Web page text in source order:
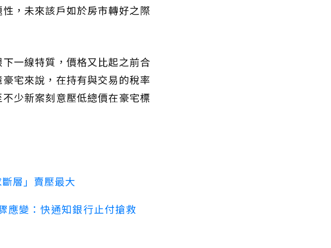
，未來該戶如於房市轉好之際
一線特質，價格又比起之前合
宅來說，在持有與交易的稅率
少新案刻意壓低總價在豪宅標
層」賣壓最大
應變：快通知銀行止付搶救